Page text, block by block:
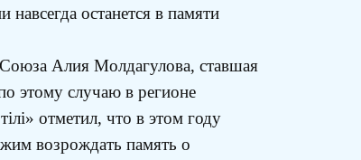
останется в памяти
Союза Алия Молдагулова, ставшая
этому случаю в регионе
отметил, что в этом году
возрождать память о